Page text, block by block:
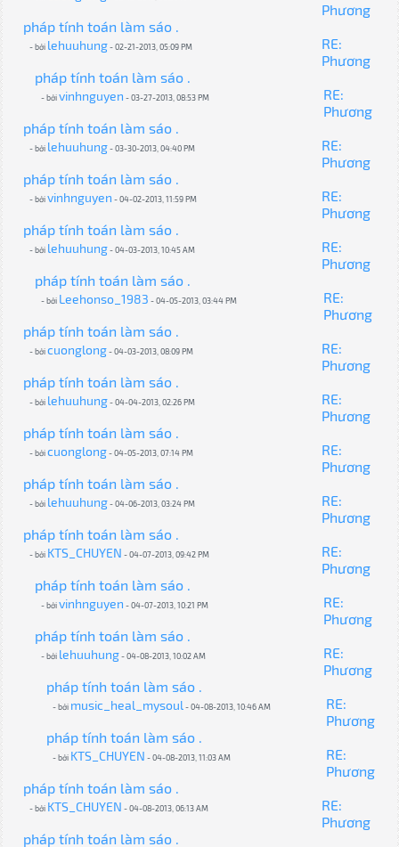
Phương
pháp tính toán làm sáo .
- bởi lehuuhung- 02-21-2013, 05:09 PM
RE:
Phương
pháp tính toán làm sáo .
- bởivinhnguyen - 03-27-2013, 08:53 PM
RE:
Phương
pháp tính toán làm sáo .
- bởi lehuuhung- 03-30-2013, 04:40 PM
RE:
Phương
pháp tính toán làm sáo .
- bởivinhnguyen - 04-02-2013, 11:59 PM
RE:
Phương
pháp tính toán làm sáo .
- bởi lehuuhung- 04-03-2013, 10:45 AM
RE:
Phương
pháp tính toán làm sáo .
- bởi Leehonso_1983 - 04-05-2013, 03:44 PM
RE:
Phương
pháp tính toán làm sáo .
- bởicuonglong- 04-03-2013, 08:09 PM
RE:
Phương
pháp tính toán làm sáo .
- bởi lehuuhung- 04-04-2013, 02:26 PM
RE:
Phương
pháp tính toán làm sáo .
- bởicuonglong- 04-05-2013, 07:14 PM
RE:
Phương
pháp tính toán làm sáo .
- bởi lehuuhung- 04-06-2013, 03:24 PM
RE:
Phương
pháp tính toán làm sáo .
- bởi KTS_CHUYEN - 04-07-2013, 09:42 PM
RE:
Phương
pháp tính toán làm sáo .
- bởivinhnguyen - 04-07-2013, 10:21 PM
RE:
Phương
pháp tính toán làm sáo .
- bởi lehuuhung- 04-08-2013, 10:02 AM
RE:
Phương
pháp tính toán làm sáo .
- bởi music_heal_mysoul- 04-08-2013, 10:46 AM
RE:
Phương
pháp tính toán làm sáo .
- bởi KTS_CHUYEN - 04-08-2013, 11:03 AM
RE:
Phương
pháp tính toán làm sáo .
- bởi KTS_CHUYEN - 04-08-2013, 06:13 AM
RE:
Phương
pháp tính toán làm sáo .